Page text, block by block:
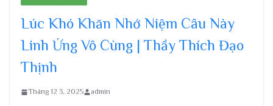
Lúc Khó Khăn Nhớ Niệm Câu Này
Linh Ứng Vô Cùng | Thầy Thích Đạo
Thịnh
Tháng 12 3, 2025 admin